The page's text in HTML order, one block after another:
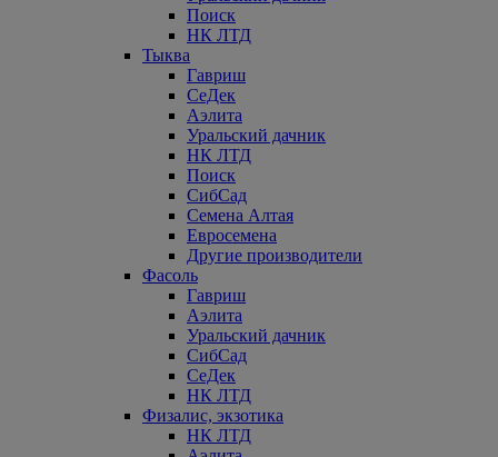
Поиск
НК ЛТД
Тыква
Гавриш
СеДек
Аэлита
Уральский дачник
НК ЛТД
Поиск
СибСад
Семена Алтая
Евросемена
Другие производители
Фасоль
Гавриш
Аэлита
Уральский дачник
СибСад
СеДек
НК ЛТД
Физалис, экзотика
НК ЛТД